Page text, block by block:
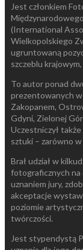
Jest członkiem
(International
Wielkopolskiego
ugruntowaną
szczeblu
To autor ponad
prezentowanych w
Zakopanem,
Gdyni, Zielonej
Uczestniczył
sztuki – zarówno w
Brał udział w
fotograficznych na
uznaniem jury,
akceptacje
poziomie
twórczości.
Jest stypendystą